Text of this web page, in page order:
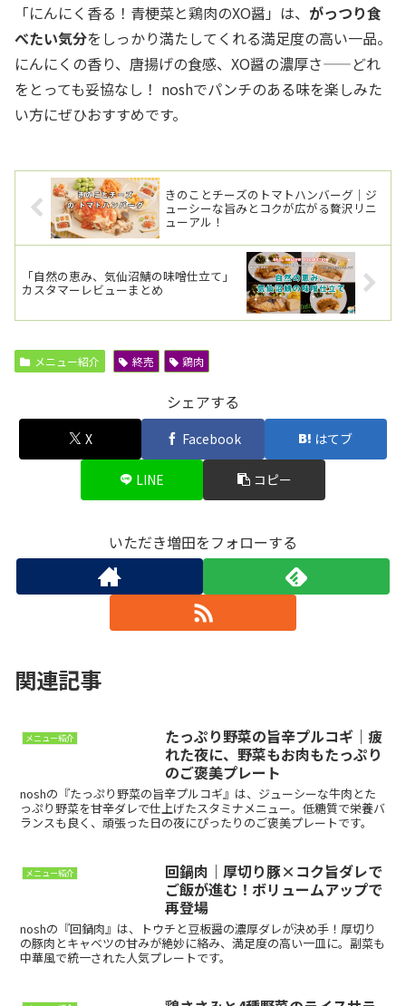
「にんにく香る！青梗菜と鶏肉のXO醤」は、 がっつり食
べたい気分をしっかり満たしてくれる満足度の高い一品。
にんにくの香り、唐揚げの食感、XO醤の濃厚さ——どれ
をとっても妥協なし！ noshでパンチのある味を楽しみた
い方にぜひおすすめです。
きのことチーズのトマトハンバーグ｜ジ
ューシーな旨みとコクが広がる贅沢リニ
ューアル！
「自然の恵み、気仙沼鯖の味噌仕立て」
カスタマーレビューまとめ
メニュー紹介 終売 鶏肉
シェアする
X Facebook はてブ
LINE コピー
いただき増田をフォローする
関連記事
メニュー紹介
たっぷり野菜の旨辛プルコギ｜疲
れた夜に、野菜もお肉もたっぷり
のご褒美プレート
noshの『たっぷり野菜の旨辛プルコギ』は、ジューシーな牛肉とた
っぷり野菜を甘辛ダレで仕上げたスタミナメニュー。低糖質で栄養バ
ランスも良く、頑張った日の夜にぴったりのご褒美プレートです。
メニュー紹介
回鍋肉｜厚切り豚×コク旨ダレで
ご飯が進む！ボリュームアップで
再登場
noshの『回鍋肉』は、トウチと豆板醤の濃厚ダレが決め手！厚切り
の豚肉とキャベツの甘みが絶妙に絡み、満足度の高い一皿に。副菜も
中華風で統一された人気プレートです。